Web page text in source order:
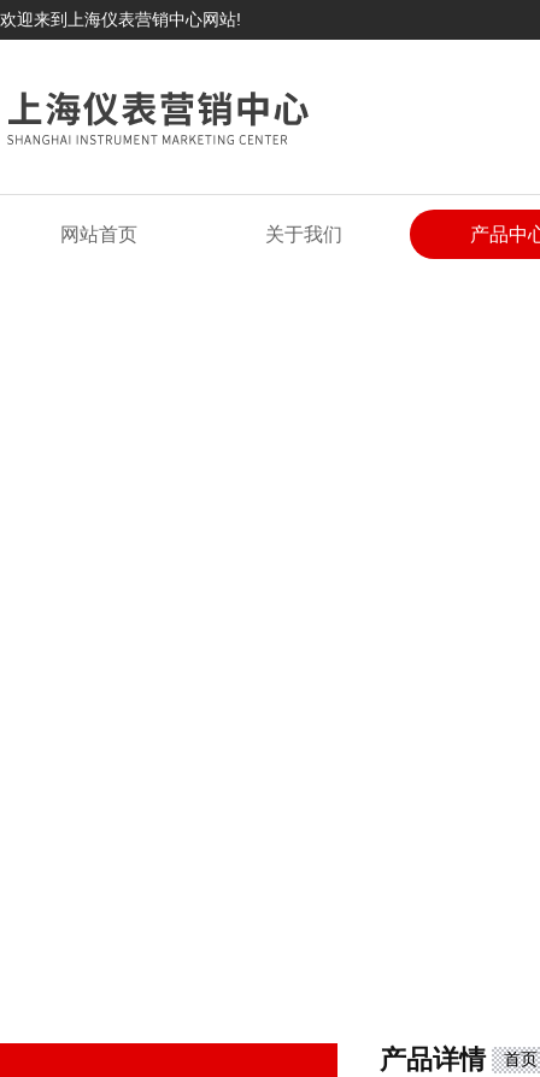
欢迎来到上海仪表营销中心网站!
网站首页 关于我们 产品中
产品详情 首页